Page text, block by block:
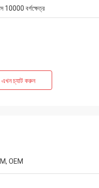
10000 বর্গক্ষেত্র
এখন চ্যাট করুন
OEM